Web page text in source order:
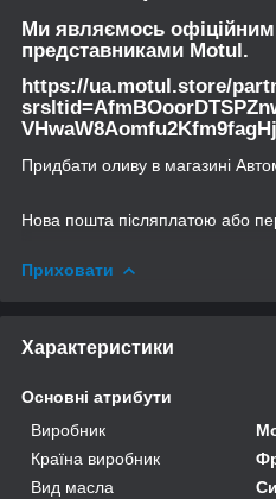
Ми являємось
представниками Motul.
https://ua.motul.store/
Придбати оливу в магазині
Нова пошта післяплатою або
Приховати
Характеристики
Основні атрибути
Виробник
Країна виробник
Вид масла